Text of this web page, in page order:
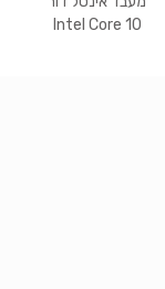
10 Intel Core